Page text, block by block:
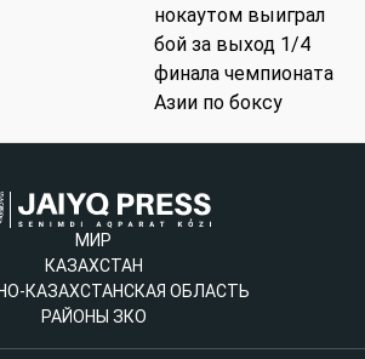
нокаутом выиграл
бой за выход 1/4
финала чемпионата
Азии по боксу
МИР
КАЗАХСТАН
КАЗАХСТАНСКАЯ ОБЛАСТЬ
РАЙОНЫ ЗКО